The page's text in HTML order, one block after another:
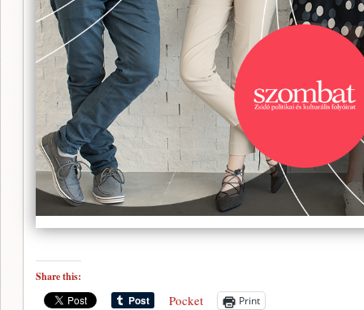
Share this:
Pocket Print